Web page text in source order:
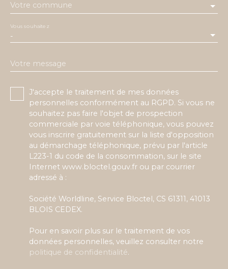
Votre commune
-
Vous souhaitez
Votre message
J'accepte le traitement de mes données
personnelles conformément au RGPD. Si vous ne
souhaitez pas faire l'objet de prospection
commerciale par voie téléphonique, vous pouvez
vous inscrire gratuitement sur la liste d'opposition
au démarchage téléphonique, prévu par l'article
L223-1 du code de la consommation, sur le site
Internet www.bloctel.gouv.fr ou par courrier
adressé à :
Société Worldline, Service Bloctel, CS 61311, 41013
BLOIS CEDEX.
Pour en savoir plus sur le traitement de vos
données personnelles, veuillez consulter notre
politique de confidentialité.